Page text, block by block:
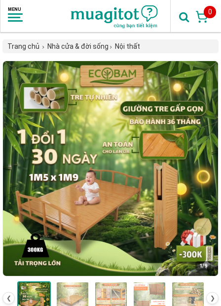
0
Trang chủ Nhà cửa & đời sống Nội thất
1/9
❮ ❯